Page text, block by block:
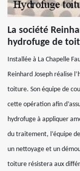
La société
hydrofuge de
Installée à La Chapelle
Reinhard Joseph réalise
toiture. Son équipe de
cette opération afin
hydrofuge à appliquer
du traitement, l’équipe
un nettoyage et un
toiture résistera aux